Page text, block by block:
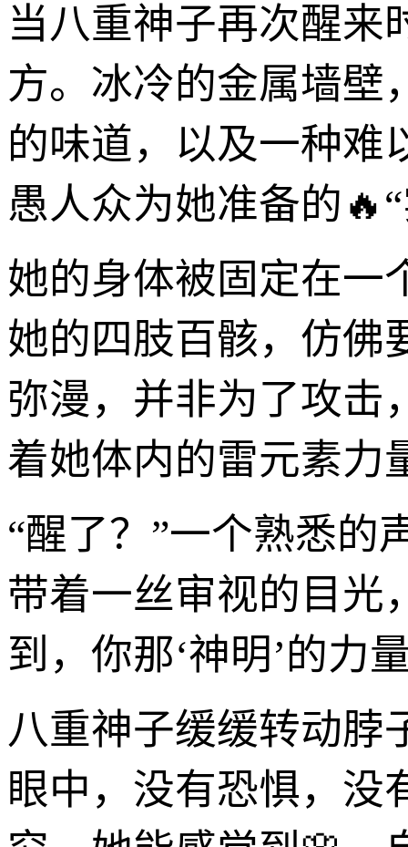
当八重神子再次醒来
方。冰冷的金属墙壁
的味道，以及一种难
愚人众为她准备的
她的身体被固定在一
她的四肢百骸，仿佛
弥漫，并非为了攻击
着她体内的雷元素力
“醒了？”一个熟悉的
带着一丝审视的目光
到，你那‘神明’的力
八重神子缓缓转动脖
眼中，没有恐惧，没